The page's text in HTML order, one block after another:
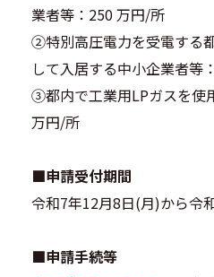
業者等：250 万円/所
②特別高圧電力を受電する
して入居する中小企業者等
③都内で工業用LPガスを使
万円/所
■申請受付期間
令和7年12月8日(月)から令
■申請手続等